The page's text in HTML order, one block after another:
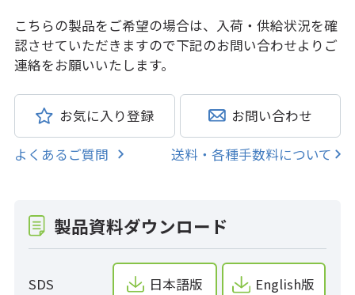
こちらの製品をご希望の場合は、入荷・供給状況を確
認させていただきますので下記のお問い合わせよりご
連絡をお願いいたします。
お気に入り登録 お問い合わせ
よくあるご質問 送料・各種手数料について
製品資料ダウンロード
SDS 日本語版 English版